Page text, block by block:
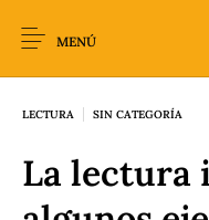
MENÚ
Novedades
LECTURA SIN CATEGORÍA
La lectura